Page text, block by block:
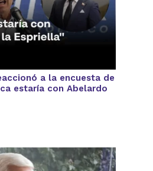
a la encuesta de
estaría con Abelardo